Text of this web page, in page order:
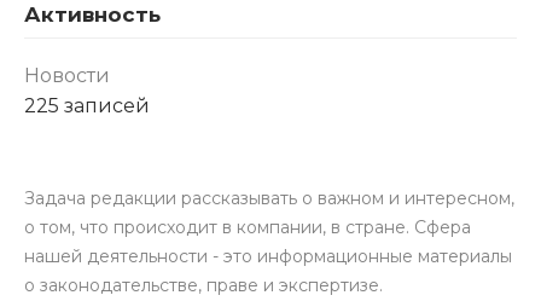
Активность
Новости
225 записей
Задача редакции рассказывать о важном и интересном,
о том, что происходит в компании, в стране. Сфера
нашей деятельности - это информационные материалы
о законодательстве, праве и экспертизе.